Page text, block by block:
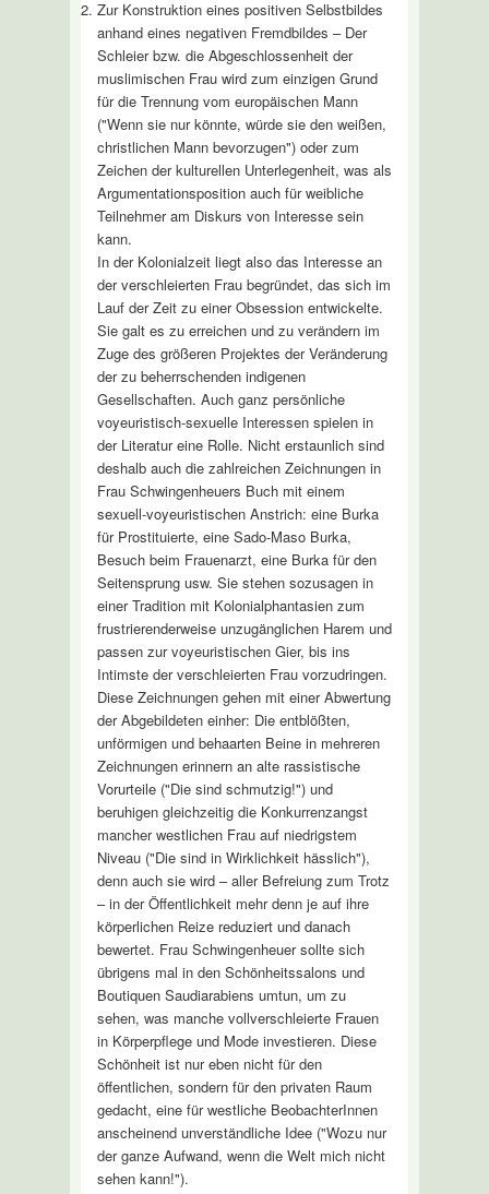
Zur Konstruktion eines positiven Selbstbildes
anhand eines negativen Fremdbildes – Der
Schleier bzw. die Abgeschlossenheit der
muslimischen Frau wird zum einzigen Grund
für die Trennung vom europäischen Mann
("Wenn sie nur könnte, würde sie den weißen,
christlichen Mann bevorzugen") oder zum
Zeichen der kulturellen Unterlegenheit, was als
Argumentationsposition auch für weibliche
Teilnehmer am Diskurs von Interesse sein
kann.
In der Kolonialzeit liegt also das Interesse an
der verschleierten Frau begründet, das sich im
Lauf der Zeit zu einer Obsession entwickelte.
Sie galt es zu erreichen und zu verändern im
Zuge des größeren Projektes der Veränderung
der zu beherrschenden indigenen
Gesellschaften. Auch ganz persönliche
voyeuristisch-sexuelle Interessen spielen in
der Literatur eine Rolle. Nicht erstaunlich sind
deshalb auch die zahlreichen Zeichnungen in
Frau Schwingenheuers Buch mit einem
sexuell-voyeuristischen Anstrich: eine Burka
für Prostituierte, eine Sado-Maso Burka,
Besuch beim Frauenarzt, eine Burka für den
Seitensprung usw. Sie stehen sozusagen in
einer Tradition mit Kolonialphantasien zum
frustrierenderweise unzugänglichen Harem und
passen zur voyeuristischen Gier, bis ins
Intimste der verschleierten Frau vorzudringen.
Diese Zeichnungen gehen mit einer Abwertung
der Abgebildeten einher: Die entblößten,
unförmigen und behaarten Beine in mehreren
Zeichnungen erinnern an alte rassistische
Vorurteile ("Die sind schmutzig!") und
beruhigen gleichzeitig die Konkurrenzangst
mancher westlichen Frau auf niedrigstem
Niveau ("Die sind in Wirklichkeit hässlich"),
denn auch sie wird – aller Befreiung zum Trotz
– in der Öffentlichkeit mehr denn je auf ihre
körperlichen Reize reduziert und danach
bewertet. Frau Schwingenheuer sollte sich
übrigens mal in den Schönheitssalons und
Boutiquen Saudiarabiens umtun, um zu
sehen, was manche vollverschleierte Frauen
in Körperpflege und Mode investieren. Diese
Schönheit ist nur eben nicht für den
öffentlichen, sondern für den privaten Raum
gedacht, eine für westliche BeobachterInnen
anscheinend unverständliche Idee ("Wozu nur
der ganze Aufwand, wenn die Welt mich nicht
sehen kann!").